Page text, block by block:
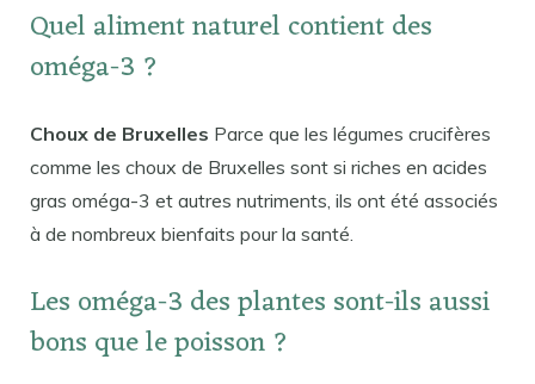
Quel aliment naturel contient des
oméga-3 ?
Choux de Bruxelles Parce que les légumes crucifères
comme les choux de Bruxelles sont si riches en acides
gras oméga-3 et autres nutriments, ils ont été associés
à de nombreux bienfaits pour la santé.
Les oméga-3 des plantes sont-ils aussi
bons que le poisson ?